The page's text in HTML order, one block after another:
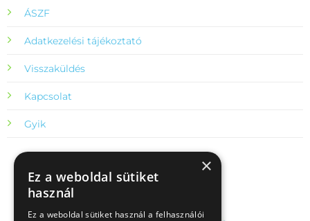
ÁSZF
Adatkezelési tájékoztató
Visszaküldés
Kapcsolat
Gyik
×
Ez a weboldal sütiket
használ
Ez a weboldal sütiket használ a felhasználói